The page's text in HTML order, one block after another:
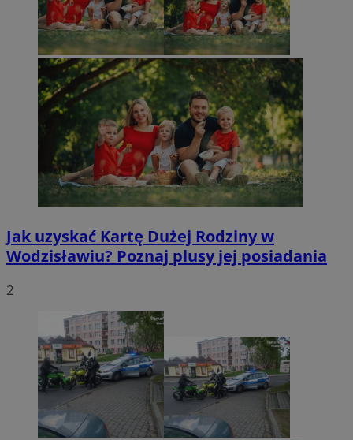
Jak uzyskać Kartę Dużej Rodziny w
Wodzisławiu? Poznaj plusy jej posiadania
2